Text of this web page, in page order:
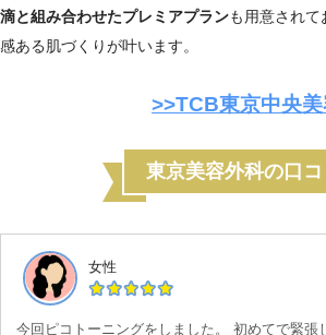
田駅前院
梅田駅から徒歩3分
地下鉄御堂筋線 梅田駅から徒
京阪本線 枚方市駅から徒歩
南海電鉄 堺東駅北西口から
高槻院
滴と組み合わせたプレミアプランも用意されて
感ある肌づくりが叶います。
>>TCB東京中央
東京美容外科の口コ
女性
今回ピコトーニングをしました。 初めてで緊張